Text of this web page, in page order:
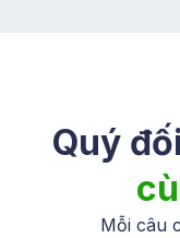
Quý
Mỗi câu